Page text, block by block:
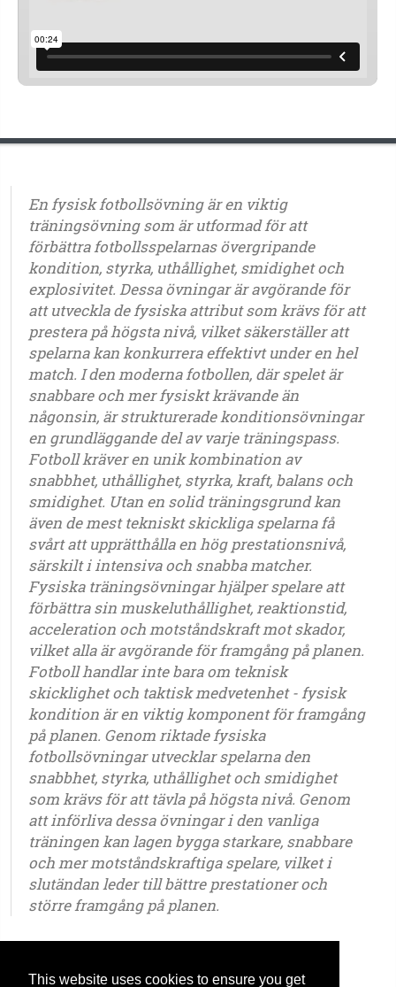
This website uses cookies to ensure you get
En fysisk fotbollsövning är en viktig
träningsövning som är utformad för att
förbättra fotbollsspelarnas övergripande
kondition, styrka, uthållighet, smidighet och
explosivitet. Dessa övningar är avgörande för
att utveckla de fysiska attribut som krävs för att
prestera på högsta nivå, vilket säkerställer att
spelarna kan konkurrera effektivt under en hel
match. I den moderna fotbollen, där spelet är
snabbare och mer fysiskt krävande än
någonsin, är strukturerade konditionsövningar
en grundläggande del av varje träningspass.
Fotboll kräver en unik kombination av
snabbhet, uthållighet, styrka, kraft, balans och
smidighet. Utan en solid träningsgrund kan
även de mest tekniskt skickliga spelarna få
svårt att upprätthålla en hög prestationsnivå,
särskilt i intensiva och snabba matcher.
Fysiska träningsövningar hjälper spelare att
förbättra sin muskeluthållighet, reaktionstid,
acceleration och motståndskraft mot skador,
vilket alla är avgörande för framgång på planen.
Fotboll handlar inte bara om teknisk
skicklighet och taktisk medvetenhet - fysisk
kondition är en viktig komponent för framgång
på planen. Genom riktade fysiska
fotbollsövningar utvecklar spelarna den
snabbhet, styrka, uthållighet och smidighet
som krävs för att tävla på högsta nivå. Genom
att införliva dessa övningar i den vanliga
träningen kan lagen bygga starkare, snabbare
och mer motståndskraftiga spelare, vilket i
slutändan leder till bättre prestationer och
större framgång på planen.
5 år - 6 år - 7 år - 8 år - 9 år - 10 år - 11 år - 12 år - 13 år - 14 år - 15 år - 16 år - 17 år - 18 år -
19 år - 20 år - 21 år - ungdomar - seniorer